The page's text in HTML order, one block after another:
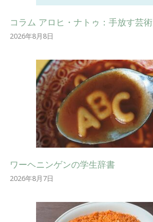
コラム アロヒ・ナトゥ：手放す芸術
2026年8月8日
ワーヘニンゲンの学生辞書
2026年8月7日